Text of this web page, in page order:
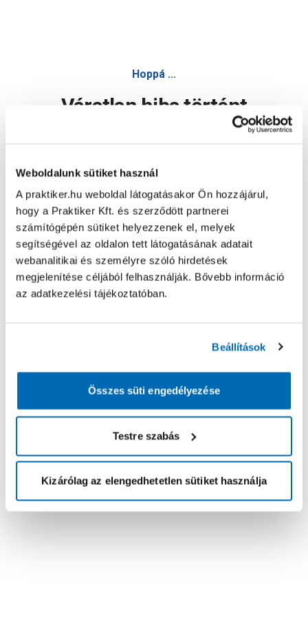
Weboldalunk sütiket használ
A praktiker.hu weboldal látogatásakor Ön hozzájárul,
hogy a Praktiker Kft. és szerződött partnerei
számítógépén sütiket helyezzenek el, melyek
segítségével az oldalon tett látogatásának adatait
webanalitikai és személyre szóló hirdetések
megjelenítése céljából felhasználják. Bővebb információ
az adatkezelési tájékoztatóban.
Beállítások
Összes süti engedélyezése
Testre szabás
Kizárólag az elengedhetetlen sütiket használja
Hoppá ...
Váratlan hiba történt
Oldal újratöltése